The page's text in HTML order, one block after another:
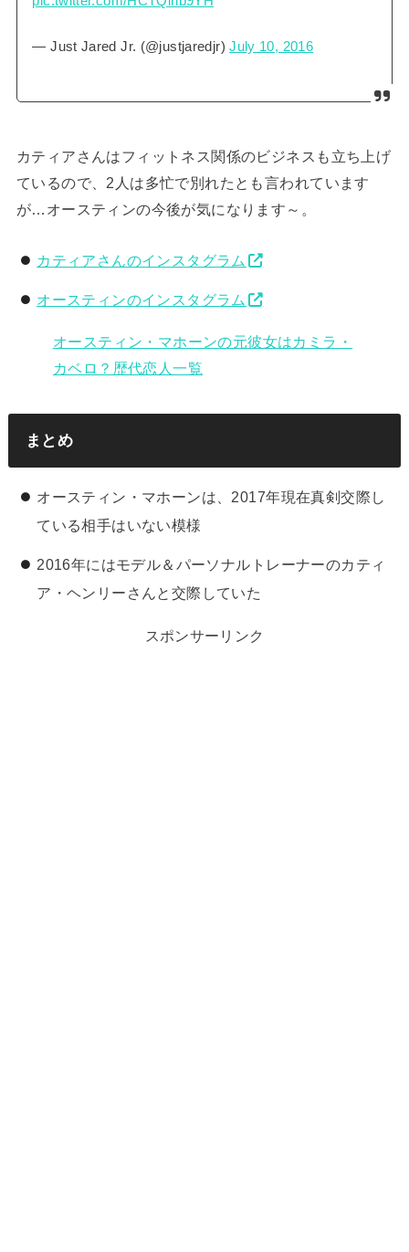
— Just Jared Jr. (@justjaredjr)July 10, 2016
カティアさんはフィットネス関係のビジネスも立ち上げ
ているので、2人は多忙で別れたとも言われています
が…オースティンの今後が気になります～。
カティアさんのインスタグラム
オースティンのインスタグラム
オースティン・マホーンの元彼女はカミラ・
カベロ？歴代恋人一覧
まとめ
オースティン・マホーンは、2017年現在真剣交際し
ている相手はいない模様
2016年にはモデル＆パーソナルトレーナーのカティ
ア・ヘンリーさんと交際していた
スポンサーリンク